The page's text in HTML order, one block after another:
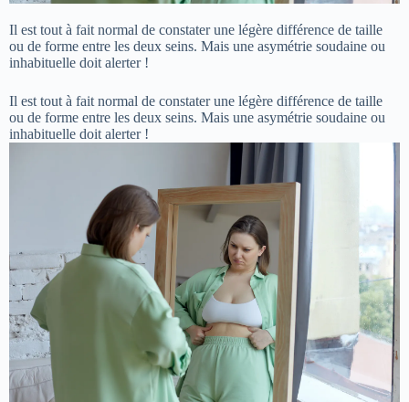
Il est tout à fait normal de constater une légère différence de taille
ou de forme entre les deux seins. Mais une asymétrie soudaine ou
inhabituelle doit alerter !
Il est tout à fait normal de constater une légère différence de taille
ou de forme entre les deux seins. Mais une asymétrie soudaine ou
inhabituelle doit alerter !